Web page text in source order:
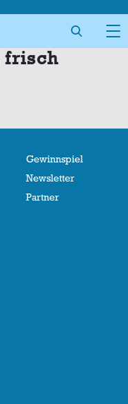
frisch
Gewinnspiel
Newsletter
Partner